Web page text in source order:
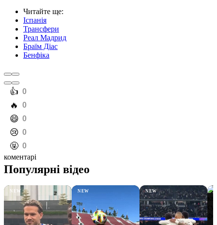
Читайте ще:
Іспанія
Трансфери
Реал Мадрид
Браїм Діас
Бенфіка
️👍 0
️🔥 0
️😄 0
️😢 0
️🤬 0
коментарі